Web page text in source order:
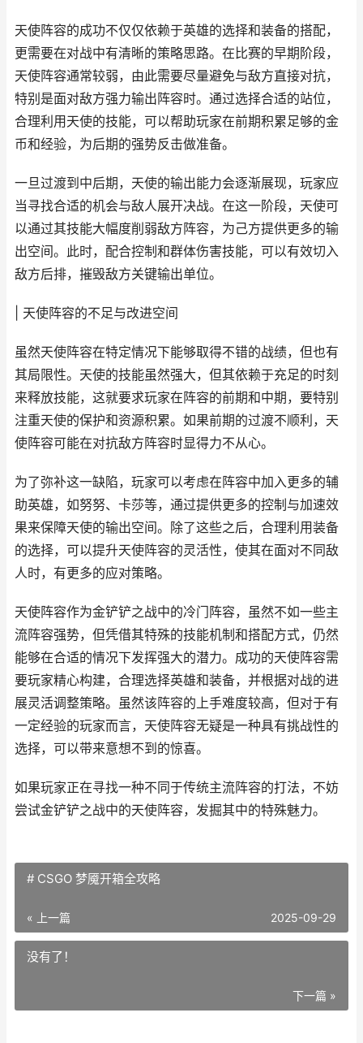
天使阵容的成功不仅仅依赖于英雄的选择和装备的搭配，
更需要在对战中有清晰的策略思路。在比赛的早期阶段，
天使阵容通常较弱，由此需要尽量避免与敌方直接对抗，
特别是面对敌方强力输出阵容时。通过选择合适的站位，
合理利用天使的技能，可以帮助玩家在前期积累足够的金
币和经验，为后期的强势反击做准备。
一旦过渡到中后期，天使的输出能力会逐渐展现，玩家应
当寻找合适的机会与敌人展开决战。在这一阶段，天使可
以通过其技能大幅度削弱敌方阵容，为己方提供更多的输
出空间。此时，配合控制和群体伤害技能，可以有效切入
敌方后排，摧毁敌方关键输出单位。
| 天使阵容的不足与改进空间
虽然天使阵容在特定情况下能够取得不错的战绩，但也有
其局限性。天使的技能虽然强大，但其依赖于充足的时刻
来释放技能，这就要求玩家在阵容的前期和中期，要特别
注重天使的保护和资源积累。如果前期的过渡不顺利，天
使阵容可能在对抗敌方阵容时显得力不从心。
为了弥补这一缺陷，玩家可以考虑在阵容中加入更多的辅
助英雄，如努努、卡莎等，通过提供更多的控制与加速效
果来保障天使的输出空间。除了这些之后，合理利用装备
的选择，可以提升天使阵容的灵活性，使其在面对不同敌
人时，有更多的应对策略。
天使阵容作为金铲铲之战中的冷门阵容，虽然不如一些主
流阵容强势，但凭借其特殊的技能机制和搭配方式，仍然
能够在合适的情况下发挥强大的潜力。成功的天使阵容需
要玩家精心构建，合理选择英雄和装备，并根据对战的进
展灵活调整策略。虽然该阵容的上手难度较高，但对于有
一定经验的玩家而言，天使阵容无疑是一种具有挑战性的
选择，可以带来意想不到的惊喜。
如果玩家正在寻找一种不同于传统主流阵容的打法，不妨
尝试金铲铲之战中的天使阵容，发掘其中的特殊魅力。
# CSGO 梦魇开箱全攻略
« 上一篇 2025-09-29
没有了！
下一篇 »